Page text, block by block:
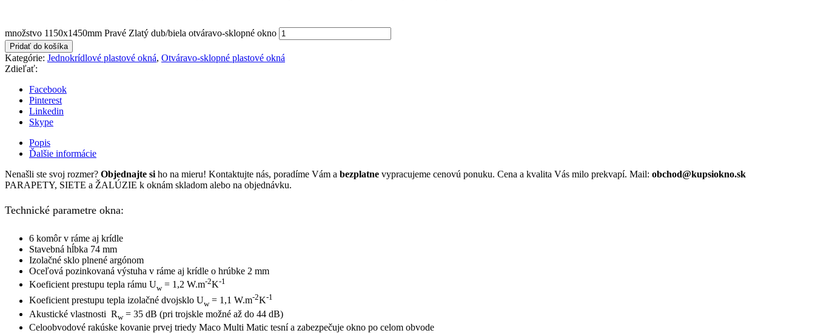
množstvo 1150x1450mm Pravé Zlatý dub/biela otváravo-sklopné okno
Pridať do košíka
Kategórie: Jednokrídlové plastové okná, Otváravo-sklopné plastové okná
Zdieľať:
Facebook
Pinterest
Linkedin
Skype
Popis
Ďalšie informácie
Nenašli ste svoj rozmer? Objednajte si ho na mieru! Kontaktujte nás, poradíme Vám a bezplatne vypracujeme cenovú ponuku. Cena a kvalita Vás milo prekvapí. Mail: obchod@kupsiokno.sk
PARAPETY, SIETE a ŽALÚZIE k oknám skladom alebo na objednávku.
Technické parametre okna:
6 komôr v ráme aj krídle
Stavebná hĺbka 74 mm
Izolačné sklo plnené argónom
Oceľová pozinkovaná výstuha v ráme aj krídle o hrúbke 2 mm
Koeficient prestupu tepla rámu Uw = 1,2 W.m-2K-1
Koeficient prestupu tepla izolačné dvojsklo Uw= 1,1 W.m-2K-1
Akustické vlastnosti Rw= 35 dB (pri trojskle možné až do 44 dB)
Celoobvodové rakúske kovanie prvej triedy Maco Multi Matic tesní a zabezpečuje okno po celom obvode